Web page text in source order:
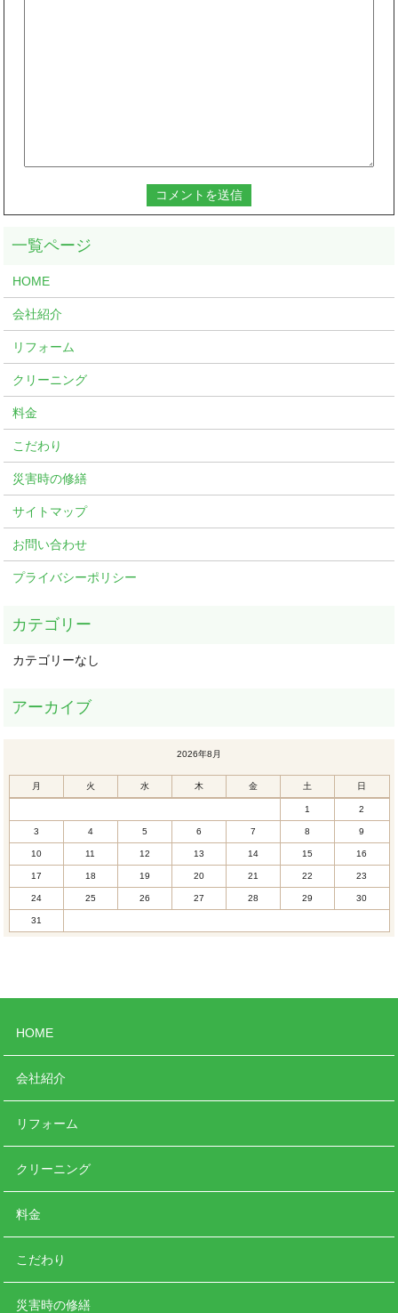
HOME
会社紹介
リフォーム
クリーニング
料金
こだわり
災害時の修繕
サイトマップ
お問い合わせ
プライバシーポリシー
カテゴリーなし
2026年8月
月 火 水 木 金 土 日
1 2
3 4 5 6 7 8 9
10 11 12 13 14 15 16
17 18 19 20 21 22 23
24 25 26 27 28 29 30
31
HOME
会社紹介
リフォーム
クリーニング
料金
こだわり
災害時の修繕